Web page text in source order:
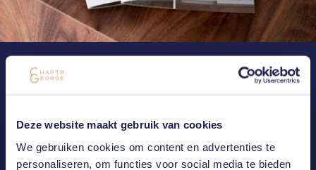
Deze website maakt gebruik van cookies
We gebruiken cookies om content en advertenties te
personaliseren, om functies voor social media te bieden
NEEM CONTACT MET ONS OP
projecten? Laat het ons weten. Wij nemen zo spoedig mogelijk
contact met jou op.